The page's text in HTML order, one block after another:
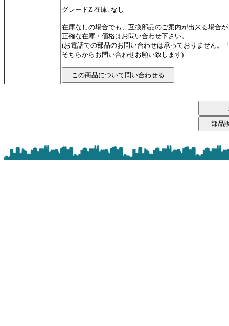
グレードZ 在庫: なし
在庫なしの場合でも、互換部品のご案内が出来る場合
正確な在庫・価格はお問い合わせ下さい。
(お電話での部品のお問い合わせは承っておりません。
そちらからお問い合わせお願い致します)